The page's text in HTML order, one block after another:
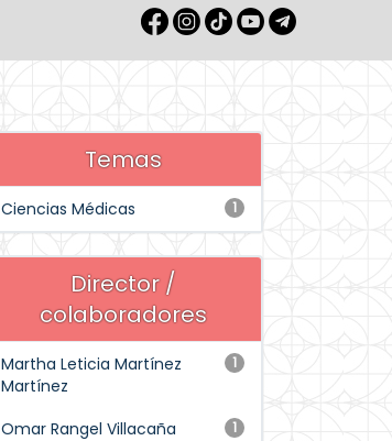
Temas
1
Ciencias Médicas
Director /
colaboradores
1
Martha Leticia Martínez
Martínez
1
Omar Rangel Villacaña